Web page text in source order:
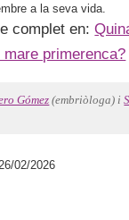
a la seva vida.
complet en:
primerenca?
Gómez (embriòloga) i
02/2026